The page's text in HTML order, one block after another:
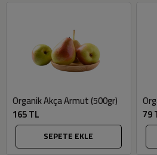
Organik Akça Armut (500gr)
165 TL
SEPETE EKLE
79